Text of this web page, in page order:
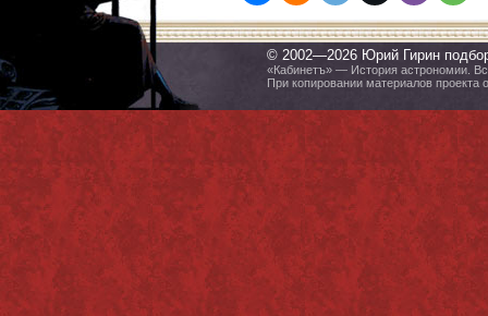
© 2002—2026 Юрий Гирин
«Кабинетъ» — История астрономии.
При копировании материалов проекта